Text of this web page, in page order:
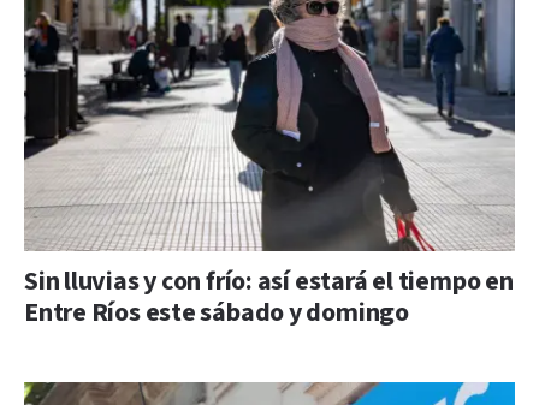
Sin lluvias y con frío: así estará el tiempo en
Entre Ríos este sábado y domingo